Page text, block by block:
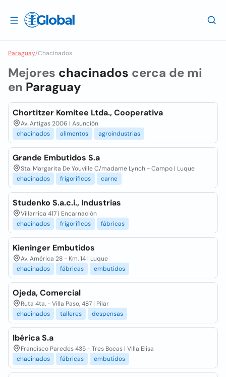
Paraguay/Chacinados
Mejores chacinados cerca de mi
en Paraguay
Chortitzer Komitee Ltda., Cooperativa
Av. Artigas 2006 | Asunción
chacinados
alimentos agroindustrias
Grande Embutidos S.a
Sta. Margarita De Youville C/madame Lynch - Campo | Luque
chacinados
frigorificos carne
Studenko S.a.c.i., Industrias
Villarrica 417 | Encarnación
chacinados
frigorificos fábricas
Kieninger Embutidos
Av. América 28 - Km. 14 | Luque
chacinados
fábricas embutidos
Ojeda, Comercial
Ruta 4ta. - Villa Paso, 487 | Pilar
chacinados
talleres despensas
Ibérica S.a
Francisco Paredes 435 - Tres Bocas | Villa Elisa
chacinados
fábricas embutidos